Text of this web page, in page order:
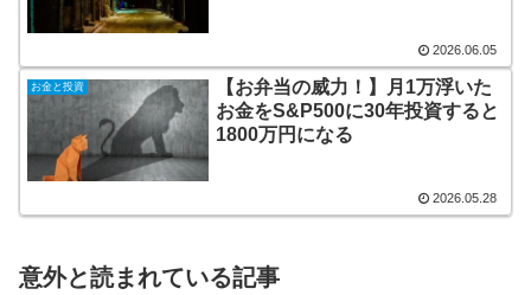
2026.06.05
お金と投資
【お弁当の威力！】月1万浮いた
お金をS&P500に30年投資すると
1800万円になる
2026.05.28
意外と読まれている記事